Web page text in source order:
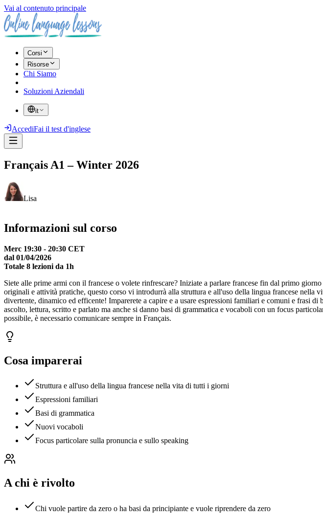
Vai al contenuto principale
Corsi
Risorse
Chi Siamo
Soluzioni Aziendali
it
AccediFai il test d'inglese
Français A1 – Winter 2026
Lisa
Informazioni sul corso
Merc 19:30 - 20:30 CET
dal 01/04/2026
Totale 8 lezioni da 1h
Siete alle prime armi con il francese o volete rinfrescare? Iniziate a parlare francese fin dal primo
originali e attività pratiche, questo corso vi introdurrà alla struttura e all'uso della lingua francese
divertente, dinamico ed efficente! Imparerete a capire e a usare espressioni familiari e comuni e
ascolto, lettura, scritto e parlato ma anche si danno basi di grammatica e vocaboli con un focus
possibile, è necessario comunicare sempre in Français.
Cosa imparerai
Struttura e all'uso della lingua francese nella vita di tutti i giorni
Espressioni familiari
Basi di grammatica
Nuovi vocaboli
Focus particolare sulla pronuncia e sullo speaking
A chi è rivolto
Chi vuole partire da zero o ha basi da principiante e vuole riprendere da zero